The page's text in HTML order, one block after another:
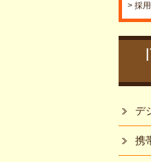
> 採
デ
携